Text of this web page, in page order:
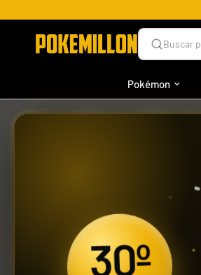
Pokémon
Buscar
30º
INICIO › MAGIC ›